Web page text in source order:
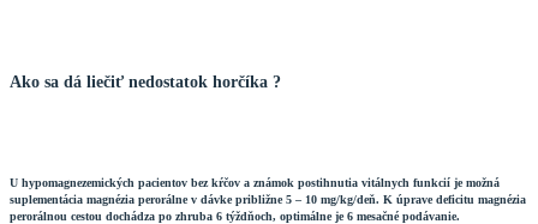
Ako sa dá liečiť nedostatok horčíka ?
U hypomagnezemických pacientov bez kŕčov a známok postihnutia vitálnych funkcií je možná
suplementácia magnézia perorálne v dávke približne 5 – 10 mg/kg/deň. K úprave deficitu magnézia
perorálnou cestou dochádza po zhruba 6 týždňoch, optimálne je 6 mesačné podávanie.